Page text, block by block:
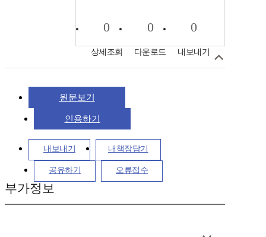
0
상세조회
0
다운로드
0
내보내기
원문보기
인용하기
내보내기 내책장담기
공유하기 오류접수
부가정보